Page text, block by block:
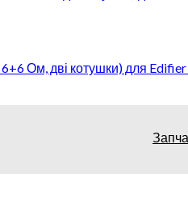
Ом, дві котушки) для